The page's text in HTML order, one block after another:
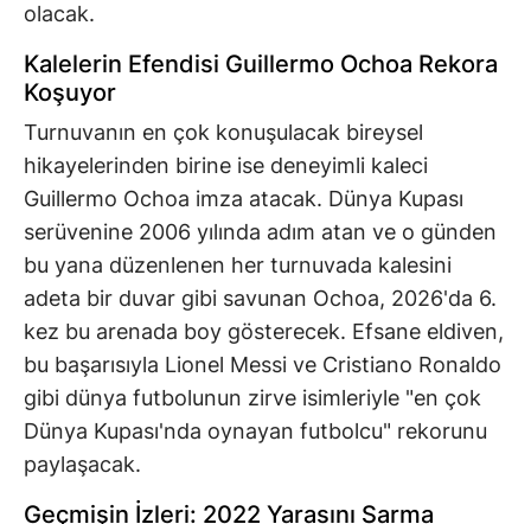
olacak.
Kalelerin Efendisi Guillermo Ochoa Rekora
Koşuyor
Turnuvanın en çok konuşulacak bireysel
hikayelerinden birine ise deneyimli kaleci
Guillermo Ochoa imza atacak. Dünya Kupası
serüvenine 2006 yılında adım atan ve o günden
bu yana düzenlenen her turnuvada kalesini
adeta bir duvar gibi savunan Ochoa, 2026'da 6.
kez bu arenada boy gösterecek. Efsane eldiven,
bu başarısıyla Lionel Messi ve Cristiano Ronaldo
gibi dünya futbolunun zirve isimleriyle "en çok
Dünya Kupası'nda oynayan futbolcu" rekorunu
paylaşacak.
Geçmişin İzleri: 2022 Yarasını Sarma